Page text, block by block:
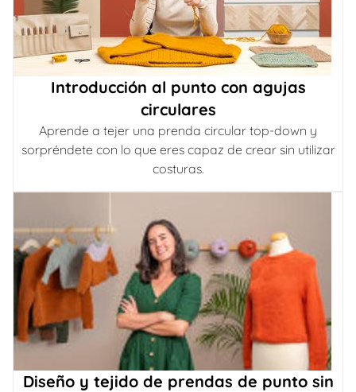
Introducción al punto con agujas
circulares
Aprende a tejer una prenda circular top-down y
sorpréndete con lo que eres capaz de crear sin utilizar
costuras.
Diseño y tejido de prendas de punto sin